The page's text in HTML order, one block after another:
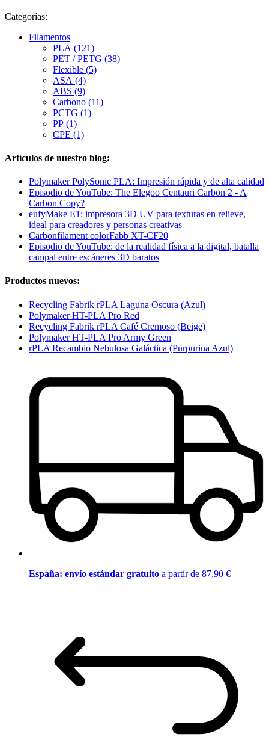
Categorías:
Filamentos
PLA (121)
PET / PETG (38)
Flexible (5)
ASA (4)
ABS (9)
Carbono (11)
PCTG (1)
PP (1)
CPE (1)
Artículos de nuestro blog:
Polymaker PolySonic PLA: Impresión rápida y de alta calidad
Episodio de YouTube: The Elegoo Centauri Carbon 2 - A
Carbon Copy?
eufyMake E1: impresora 3D UV para texturas en relieve,
ideal para creadores y personas creativas
Carbonfilament colorFabb XT-CF20
Episodio de YouTube: de la realidad física a la digital, batalla
campal entre escáneres 3D baratos
Productos nuevos:
Recycling Fabrik rPLA Laguna Oscura (Azul)
Polymaker HT-PLA Pro Red
Recycling Fabrik rPLA Café Cremoso (Beige)
Polymaker HT-PLA Pro Army Green
rPLA Recambio Nebulosa Galáctica (Purpurina Azul)
España: envío estándar gratuito a partir de 87,90 €